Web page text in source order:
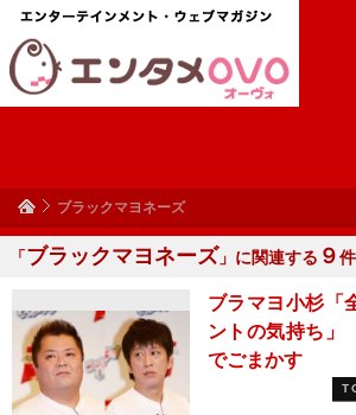
ブラックマヨネーズ
「ブラックマヨネーズ 」に関連する ９
ブラマヨ小杉「
ントの気持ち
でごまかす